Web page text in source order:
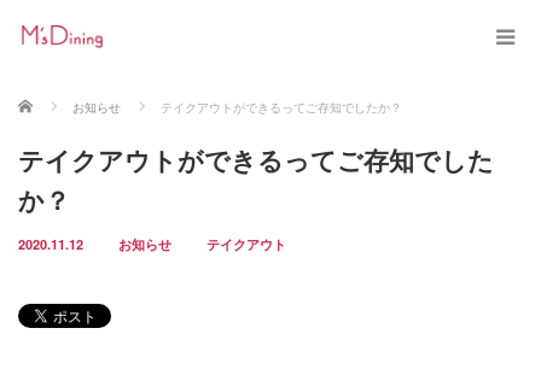
ホーム お知らせ テイクアウトができるってご存知でしたか？
テイクアウトができるってご存知でした
か？
2020.11.12 お知らせ テイクアウト